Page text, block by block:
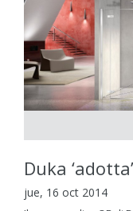
Duka
jue, 16 oct 2014